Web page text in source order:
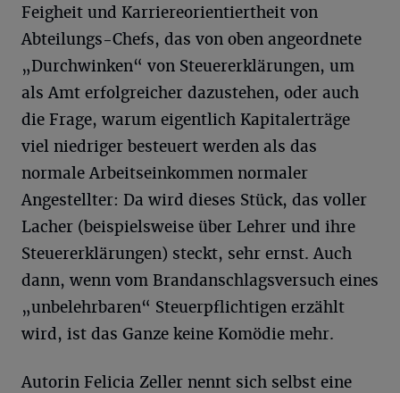
Feigheit und Karriereorientiertheit von
Abteilungs-Chefs, das von oben angeordnete
„Durchwinken“ von Steuererklärungen, um
als Amt erfolgreicher dazustehen, oder auch
die Frage, warum eigentlich Kapitalerträge
viel niedriger besteuert werden als das
normale Arbeitseinkommen normaler
Angestellter: Da wird dieses Stück, das voller
Lacher (beispielsweise über Lehrer und ihre
Steuererklärungen) steckt, sehr ernst. Auch
dann, wenn vom Brandanschlagsversuch eines
„unbelehrbaren“ Steuerpflichtigen erzählt
wird, ist das Ganze keine Komödie mehr.
Autorin Felicia Zeller nennt sich selbst eine